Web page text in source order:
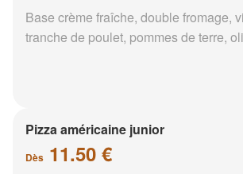
Base crème fraîche, double fromage,
tranche de poulet, pommes de terre,
Pizza américaine junior
Dès 11.50 €